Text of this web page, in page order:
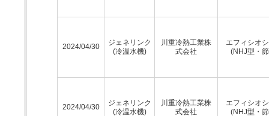
2024/04/30
ジェネリンク
(冷温水機)
川重冷熱工業株
式会社
エフィシオ
(NHJ型・
2024/04/30
ジェネリンク
(冷温水機)
川重冷熱工業株
式会社
エフィシオ
(NHJ型・